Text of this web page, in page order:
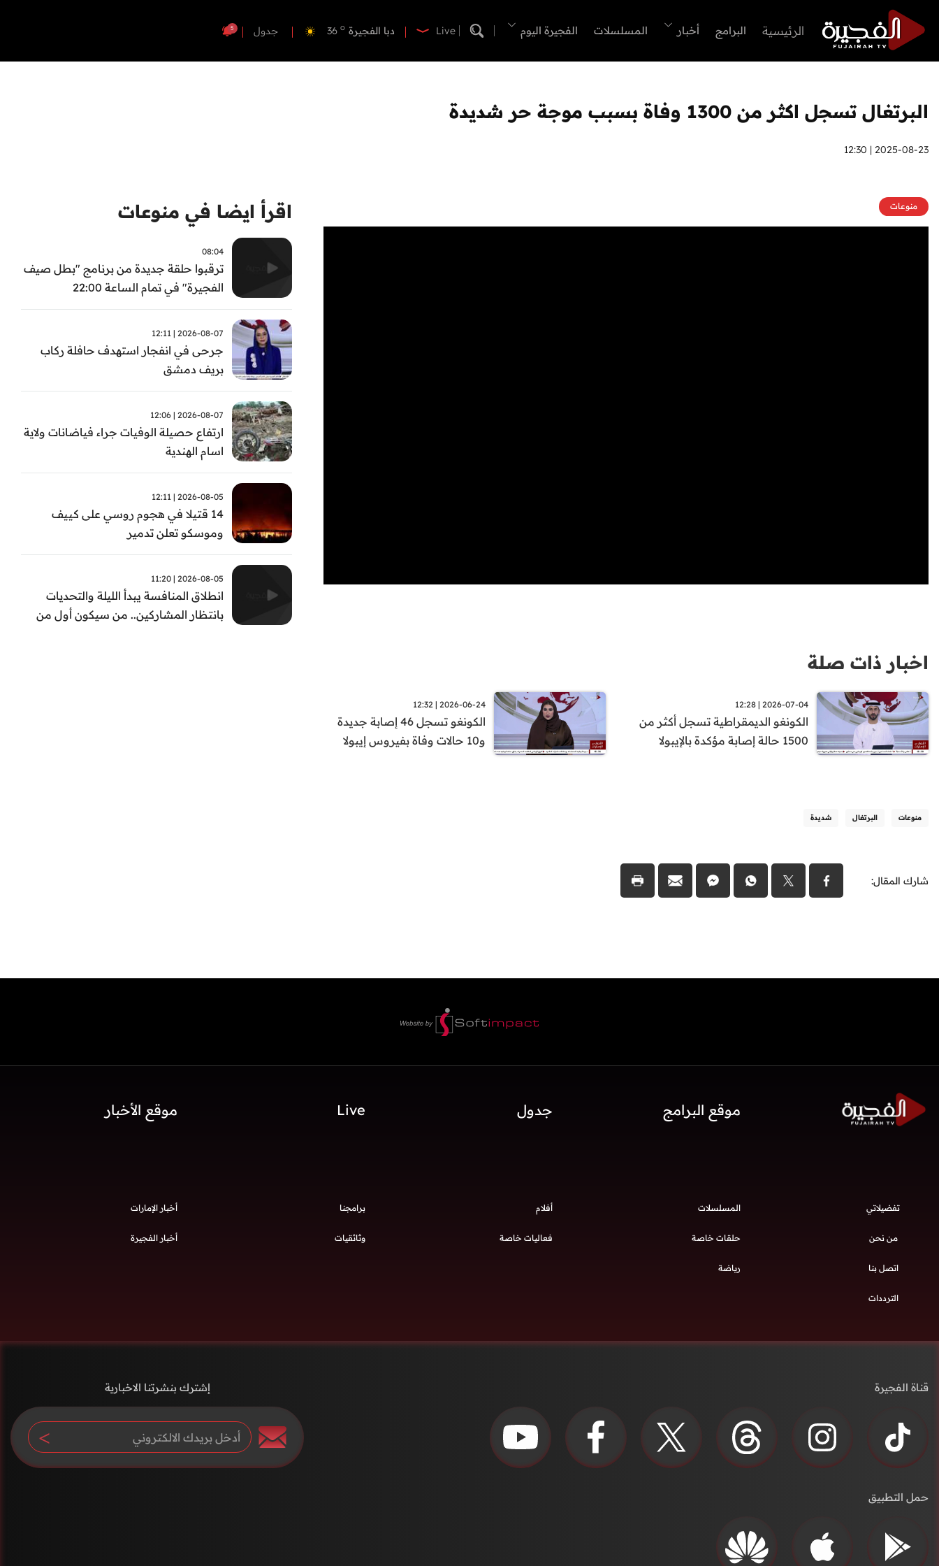
الرئيسية البرامج أخبار المسلسلات الفجيرة اليوم Live دبا الفجيرة 36 o جدول 5
البرتغال تسجل اكثر من 1300 وفاة بسبب موجة حر شديدة
2025-08-23 | 12:30
منوعات
اخبار ذات صلة
2026-07-04 | 12:28
الكونغو الديمقراطية تسجل أكثر من
1500 حالة إصابة مؤكدة بالإيبولا
2026-06-24 | 12:32
الكونغو تسجل 46 إصابة جديدة
و10 حالات وفاة بفيروس إيبولا
منوعات البرتغال شديدة
شارك المقال:
اقرأ ايضا في منوعات
08:04
ترقبوا حلقة جديدة من برنامج "بطل صيف
الفجيرة" في تمام الساعة 22:00
2026-08-07 | 12:11
جرحى في انفجار استهدف حافلة ركاب
بريف دمشق
2026-08-07 | 12:06
ارتفاع حصيلة الوفيات جراء فياضانات ولاية
اسام الهندية
2026-08-05 | 12:11
14 قتيلا في هجوم روسي على كييف
وموسكو تعلن تدمير
2026-08-05 | 11:20
انطلاق المنافسة يبدأ الليلة والتحديات
بانتظار المشاركين.. من سيكون أول من
موقع البرامج جدول Live موقع الأخبار
تفضيلاتي
من نحن
اتصل بنا
الترددات
المسلسلات أفلام برامجنا
حلقات خاصة فعاليات خاصة وثائقيات
رياضة
أخبار الإمارات
أخبار الفجيرة
قناة الفجيرة
حمل التطبيق
إشترك بنشرتنا الاخبارية